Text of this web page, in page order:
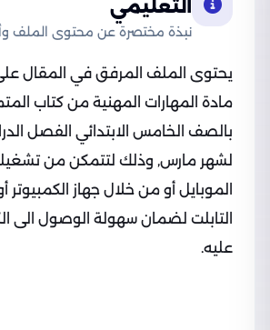
التعليمي
نبذة مختصرة عن محتوى الملف
يحتوى الملف المرفق في المقال
مادة المهارات المهنية من كتاب
بالصف الخامس الابتدائي الفصل
لشهر مارس, وذلك لتتمكن من
الموبايل أو من خلال جهاز الكمبيوتر
التابلت لضمان سهولة الوصول الى
عليه.